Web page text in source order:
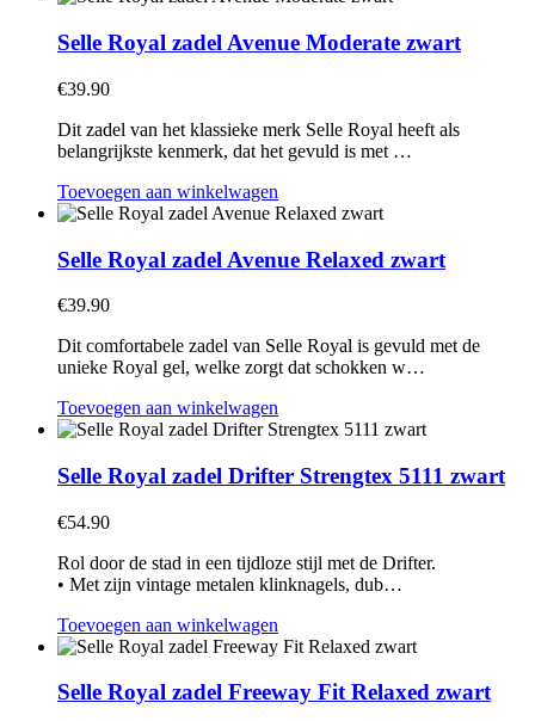
Selle Royal zadel Avenue Moderate zwart
€39.90
Dit zadel van het klassieke merk Selle Royal heeft als
belangrijkste kenmerk, dat het gevuld is met …
Toevoegen aan winkelwagen
Selle Royal zadel Avenue Relaxed zwart
€39.90
Dit comfortabele zadel van Selle Royal is gevuld met de
unieke Royal gel, welke zorgt dat schokken w…
Toevoegen aan winkelwagen
Selle Royal zadel Drifter Strengtex 5111 zwart
€54.90
Rol door de stad in een tijdloze stijl met de Drifter.
• Met zijn vintage metalen klinknagels, dub…
Toevoegen aan winkelwagen
Selle Royal zadel Freeway Fit Relaxed zwart